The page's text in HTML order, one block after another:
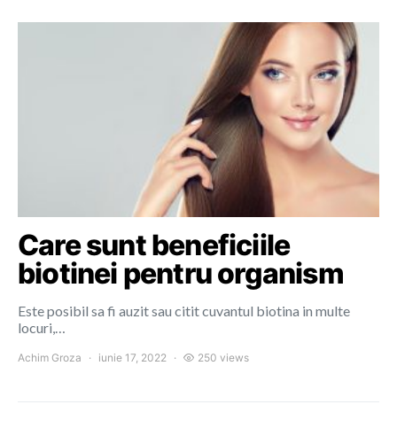
Care sunt beneficiile
biotinei pentru organism
Este posibil sa fi auzit sau citit cuvantul biotina in multe
locuri,…
Achim Groza iunie 17, 2022 250 views